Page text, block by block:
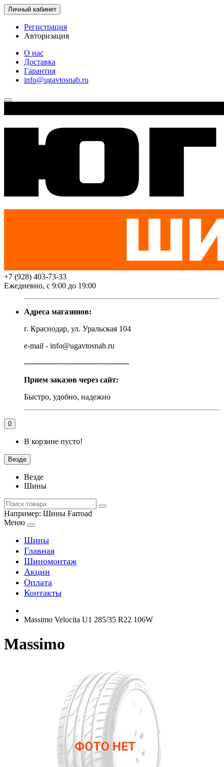
Личный кабинет
Регистрация
Авторизация
О нас
Доставка
Гарантия
info@ugavtosnab.ru
+7 (928) 403-73-33
Ежедневно, с 9:00 до 19:00
Адреса магазинов:
г. Краснодар, ул. Уральская 104
e-mail - info@ugavtosnab.ru
------------------------------------------
Прием заказов через сайт:
Быстро, удобно, надежно
0
В корзине пусто!
Везде
Везде
Шины
Например: Шины Farroad
Меню
Шины
Главная
Шиномонтаж
Акции
Оплата
Контакты
Massimo Velocita U1 285/35 R22 106W
Massimo